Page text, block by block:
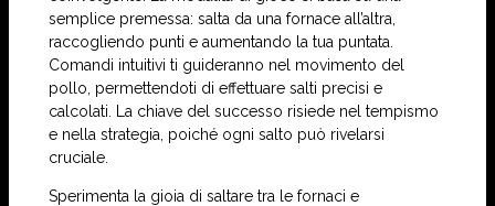
semplice premessa: salta da una fornace all’altra,
raccogliendo punti e aumentando la tua puntata.
Comandi intuitivi ti guideranno nel movimento del
pollo, permettendoti di effettuare salti precisi e
calcolati. La chiave del successo risiede nel tempismo
e nella strategia, poiché ogni salto può rivelarsi
cruciale.
Sperimenta la gioia di saltare tra le fornaci e